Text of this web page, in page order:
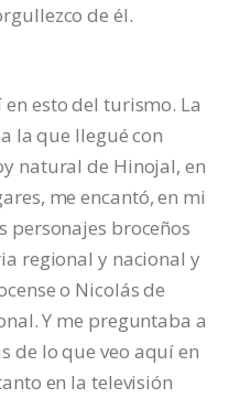
de él.
esto del turismo. La
la que llegué con
natural de Hinojal, en
me encantó, en mi
personajes broceños
regional y nacional y
o Nicolás de
Y me preguntaba a
de lo que veo aquí en
en la televisión